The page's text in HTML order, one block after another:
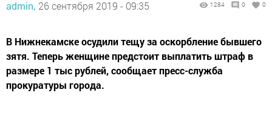
admin, 26 сентября 2019 - 09:35 1284 0 0
В Нижнекамске осудили тещу за оскорбление бывшего
зятя. Теперь женщине предстоит выплатить штраф в
размере 1 тыс рублей, сообщает пресс-служба
прокуратуры города.